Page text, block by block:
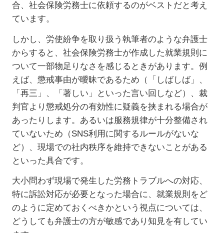
合、社会保険労務士に依頼するのがベストだと考え
ています。
しかし、労使紛争を取り扱う執筆者のような弁護士
からすると、社会保険労務士が作成した就業規則に
ついて一部物足りなさを感じるときがあります。例
えば、懲戒事由が曖昧であるため（「しばしば」、
「再三」、「著しい」といった言い回しなど）、裁
判官より懲戒処分の有効性に疑義を挟まれる場合が
あったりします。あるいは服務規律が十分整備され
ていないため（SNS利用に関するルールがないな
ど）、現場での社内秩序を維持できないことがある
といった具合です。
大小問わず現場で発生した労務トラブルへの対応、
特に訴訟対応が必要となった場合に、就業規則をど
のように定めておくべきかという視点については、
どうしても弁護士の方が敏感であり知見を有してい